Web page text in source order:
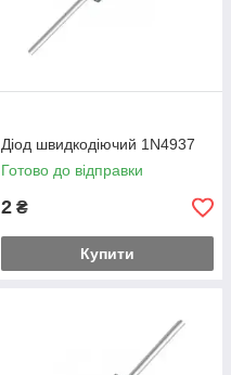
Діод швидкодіючий 1N4937
Готово до відправки
2 ₴
Купити